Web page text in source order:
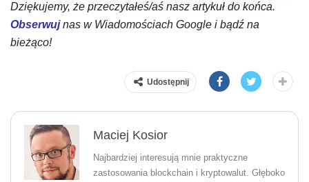
Dziękujemy, że przeczytałeś/aś nasz artykuł do końca.
Obserwujnas w Wiadomościach Google i bądź na
bieżąco!
Udostępnij
Maciej Kosior
Najbardziej interesują mnie praktyczne
zastosowania blockchain i kryptowalut. Głęboko